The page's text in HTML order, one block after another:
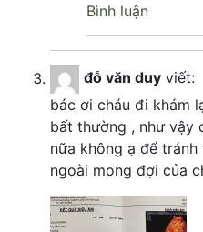
Bình luận
đỗ văn duy viết:
bác ơi cháu đi khám
bất thường , như vậy
nữa không ạ để
ngoài mong đợi của